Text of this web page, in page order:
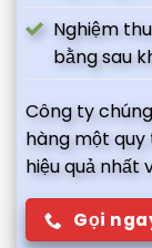
Nghiệm
bằng sau
Công ty
hàng một
hiệu quả nhất
Gọi